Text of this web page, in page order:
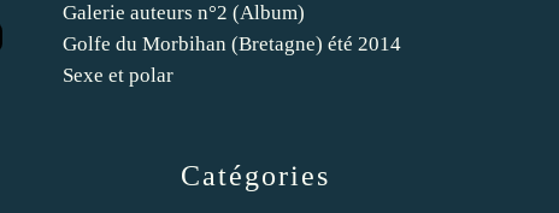
Catégories
Galerie auteurs n°2 (Album)
Golfe du Morbihan (Bretagne) été 2014
Sexe et polar